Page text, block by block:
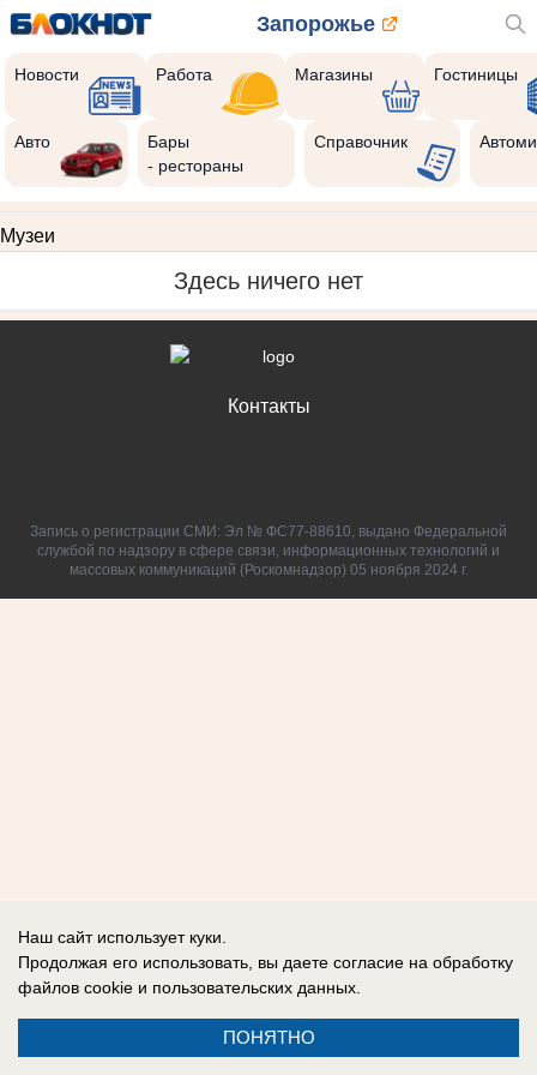
Запорожье
Новости Работа Магазины Гостиницы
Авто
Бары
- рестораны
Справочник
Музеи
Здесь ничего нет
Контакты
Запись о регистрации СМИ: Эл № ФС77-88610, выдано Федеральной
службой по надзору в сфере связи, информационных технологий и
массовых коммуникаций (Роскомнадзор) 05 ноября 2024 г.
Наш сайт использует куки.
Продолжая его использовать, вы даете согласие на обработку
файлов cookie и пользовательских данных.
ПОНЯТНО